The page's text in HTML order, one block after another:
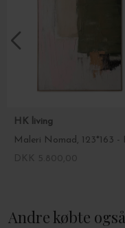
HK living
Andre købte også